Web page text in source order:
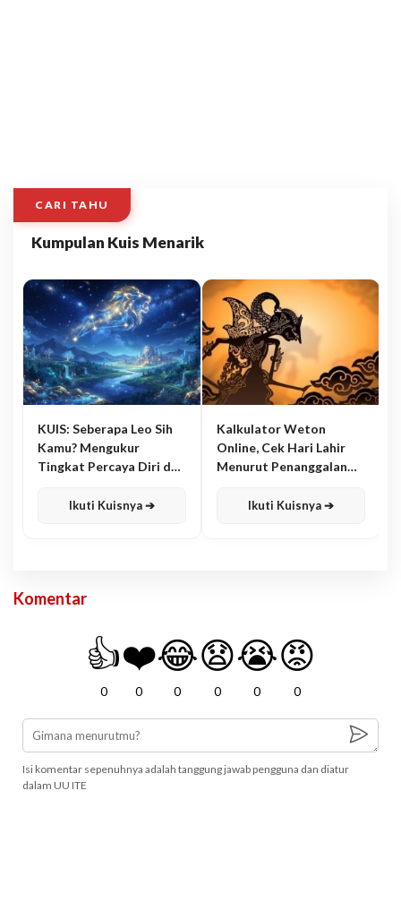
CARI TAHU
Kumpulan Kuis Menarik
KUIS: Seberapa Leo Sih
Kamu? Mengukur
Tingkat Percaya Diri dan
Ikuti Kuisnya ➔
Kalkulator Weton
Online, Cek Hari Lahir
Menurut Penanggalan
Ikuti Kuisnya ➔
Komentar
👍
0
❤️
0
😂
0
😧
0
😭
0
😡
0
Isi komentar sepenuhnya adalah tanggung jawab pengguna dan diatur
dalam UU ITE